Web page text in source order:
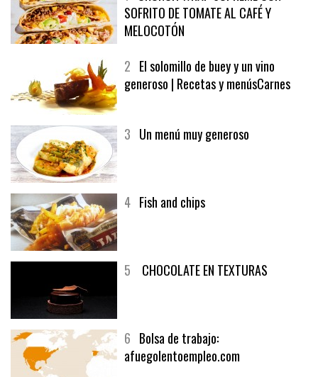
1CRUNCH WRAP SUPREME CON
SOFRITO DE TOMATE AL CAFÉ Y
MELOCOTÓN
2El solomillo de buey y un vino
6Bolsa de trabajo: